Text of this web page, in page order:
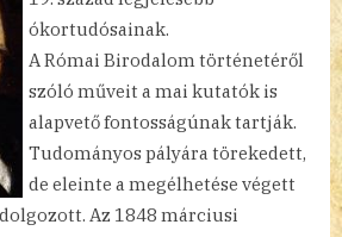
ókortudósainak.
A Római Birodalom történetéről
szóló műveit a mai kutatók is
alapvető fontosságúnak tartják.
Tudományos pályára törekedett,
de eleinte a megélhetése végett
Az 1848 márciusi